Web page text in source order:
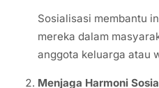
Sosialisasi membantu
mereka dalam
anggota keluarga atau
Menjaga Harmoni